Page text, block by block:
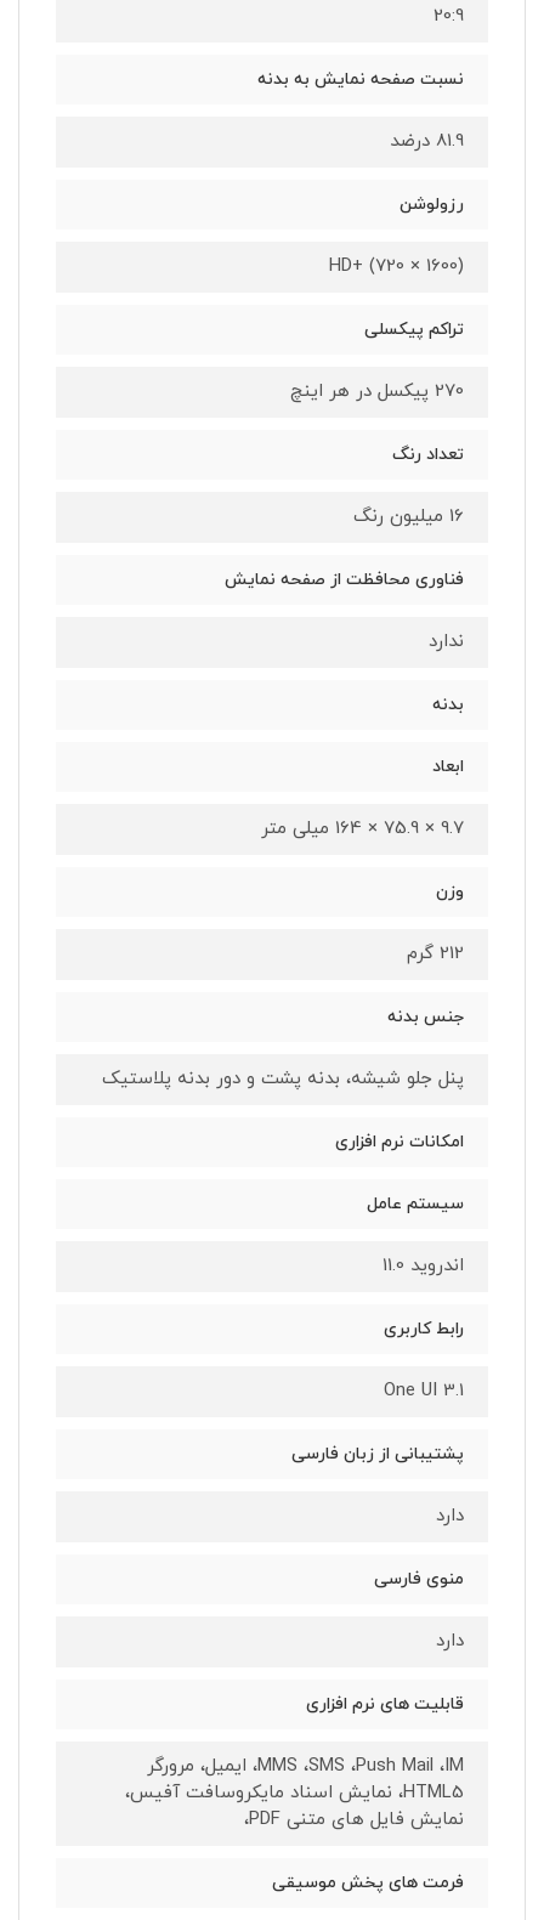
20:9
نسبت صفحه نمایش به بدنه
81.9 درضد
رزولوشن
(1600 × 720) +HD
تراکم پیکسلی
270 پیکسل در هر اینچ
تعداد رنگ
16 میلیون رنگ
فناوری محافظت از صفحه نمایش
ندارد
بدنه
ابعاد
9.7 × 75.9 × 164 میلی متر
وزن
212 گرم
جنس بدنه
پنل جلو شیشه، بدنه پشت و دور بدنه پلاستیک
امکانات نرم افزاری
سیستم عامل
اندروید 11.0
رابط کاربری
One UI 3.1
پشتیبانی از زبان فارسی
دارد
منوی فارسی
دارد
قابلیت های نرم افزاری
MMS ،SMS ،Push Mail ،IM، ایمیل، مرورگر
HTML5، نمایش اسناد مایکروسافت آفیس،
نمایش فایل های متنی PDF،
فرمت های پخش موسیقی